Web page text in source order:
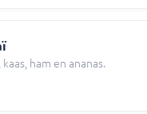
ham en ananas.